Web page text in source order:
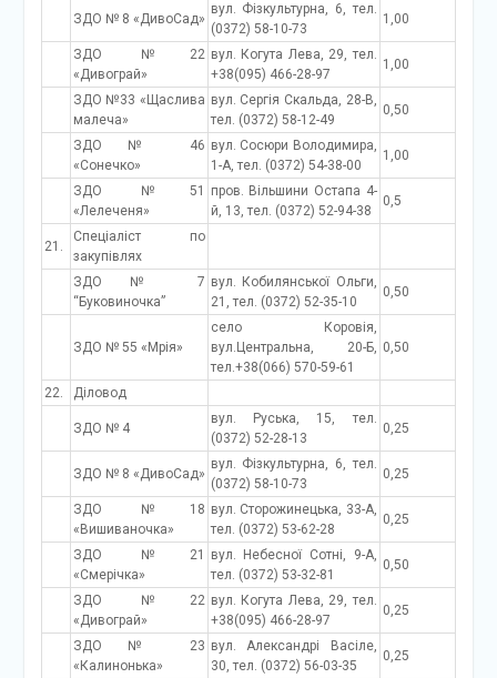
ЗДО № 8 «ДивоСад»
вул. Фізкультурна, 6, тел.
(0372) 58-10-73
1,00
ЗДО №22
«Дивограй»
вул. Когута Лева, 29, тел.
+38(095) 466-28-97
1,00
ЗДО №33 «Щаслива
малеча»
вул. Сергія Скальда, 28-В,
тел. (0372) 58-12-49
0,50
ЗДО № 46
«Сонечко»
вул. Сосюри Володимира,
1-А, тел. (0372) 54-38-00
1,00
ЗДО №51
«Лелеченя»
пров. Вільшини Остапа 4-
й, 13, тел. (0372) 52-94-38
0,5
21.
Спеціаліст по
закупівлях
ЗДО № 7
“Буковиночка”
вул. Кобилянської Ольги,
21, тел. (0372) 52-35-10
0,50
ЗДО № 55 «Мрія»
село Коровія,
вул.Центральна, 20-Б,
тел.+38(066) 570-59-61
0,50
22. Діловод
ЗДО № 4
вул. Руська, 15, тел.
(0372) 52-28-13
0,25
ЗДО № 8 «ДивоСад»
вул. Фізкультурна, 6, тел.
(0372) 58-10-73
0,25
ЗДО №18
«Вишиваночка»
вул. Сторожинецька, 33-А,
тел. (0372) 53-62-28
0,25
ЗДО №21
«Смерічка»
вул. Небесної Сотні, 9-А,
тел. (0372) 53-32-81
0,50
ЗДО №22
«Дивограй»
вул. Когута Лева, 29, тел.
+38(095) 466-28-97
0,25
ЗДО № 23
«Калинонька»
вул. Александрі Васіле,
30, тел. (0372) 56-03-35
0,25